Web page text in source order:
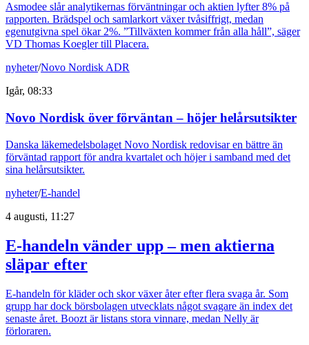
Asmodee slår analytikernas förväntningar och aktien lyfter 8% på
rapporten. Brädspel och samlarkort växer tvåsiffrigt, medan
egenutgivna spel ökar 2%. ”Tillväxten kommer från alla håll”, säger
VD Thomas Koegler till Placera.
nyheter/Novo Nordisk ADR
Igår, 08:33
Novo Nordisk över förväntan – höjer helårsutsikter
Danska läkemedelsbolaget Novo Nordisk redovisar en bättre än
förväntad rapport för andra kvartalet och höjer i samband med det
sina helårsutsikter.
nyheter/E-handel
4 augusti, 11:27
E-handeln vänder upp – men aktierna
släpar efter
E-handeln för kläder och skor växer åter efter flera svaga år. Som
grupp har dock börsbolagen utvecklats något svagare än index det
senaste året. Boozt är listans stora vinnare, medan Nelly är
förloraren.